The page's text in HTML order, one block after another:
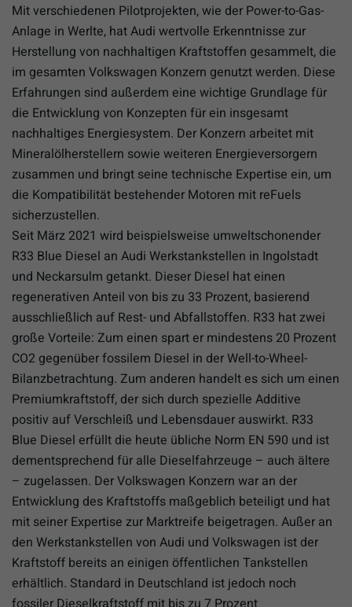
Mit verschiedenen Pilotprojekten, wie der Power-to-Gas-
Anlage in Werlte, hat Audi wertvolle Erkenntnisse zur
Herstellung von nachhaltigen Kraftstoffen gesammelt, die
im gesamten Volkswagen Konzern genutzt werden. Diese
Erfahrungen sind außerdem eine wichtige Grundlage für
die Entwicklung von Konzepten für ein insgesamt
nachhaltiges Energiesystem. Der Konzern arbeitet mit
Mineralölherstellern sowie weiteren Energieversorgern
zusammen und bringt seine technische Expertise ein, um
die Kompatibilität bestehender Motoren mit reFuels
sicherzustellen.
Seit März 2021 wird beispielsweise umweltschonender
R33 Blue Diesel an Audi Werkstankstellen in Ingolstadt
und Neckarsulm getankt. Dieser Diesel hat einen
regenerativen Anteil von bis zu 33 Prozent, basierend
ausschließlich auf Rest- und Abfallstoffen. R33 hat zwei
große Vorteile: Zum einen spart er mindestens 20 Prozent
CO2 gegenüber fossilem Diesel in der Well-to-Wheel-
Bilanzbetrachtung. Zum anderen handelt es sich um einen
Premiumkraftstoff, der sich durch spezielle Additive
positiv auf Verschleiß und Lebensdauer auswirkt. R33
Blue Diesel erfüllt die heute übliche Norm EN 590 und ist
dementsprechend für alle Dieselfahrzeuge – auch ältere
– zugelassen. Der Volkswagen Konzern war an der
Entwicklung des Kraftstoffs maßgeblich beteiligt und hat
mit seiner Expertise zur Marktreife beigetragen. Außer an
den Werkstankstellen von Audi und Volkswagen ist der
Kraftstoff bereits an einigen öffentlichen Tankstellen
erhältlich. Standard in Deutschland ist jedoch noch